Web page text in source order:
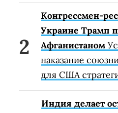
Конгрессмен-
Украине Трамп
Афганистаном
наказание
для США
Индия делает